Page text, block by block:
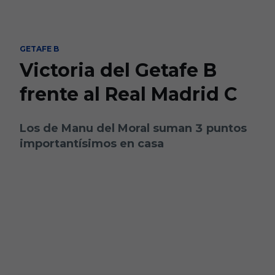
GETAFE B
Victoria del Getafe B
frente al Real Madrid C
Los de Manu del Moral suman 3 puntos
importantísimos en casa